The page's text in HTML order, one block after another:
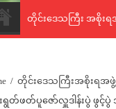
တိုင်းဒေသကြီး အစိုးရ
/ တိုင်းဒေသကြီးအစိုးရအဖွဲ့နှ
ရွတ်ဖတ်ပူဇော်လှူဒါန်းပွဲ ဖွင့်ပွဲ